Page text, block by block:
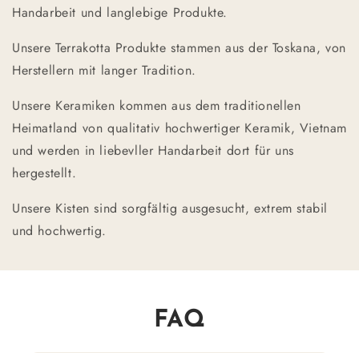
Handarbeit und langlebige Produkte.
Unsere Terrakotta Produkte stammen aus der Toskana, von
Herstellern mit langer Tradition.
Unsere Keramiken kommen aus dem traditionellen
Heimatland von qualitativ hochwertiger Keramik, Vietnam
und werden in liebevller Handarbeit dort für uns
hergestellt.
Unsere Kisten sind sorgfältig ausgesucht, extrem stabil
und hochwertig.
FAQ